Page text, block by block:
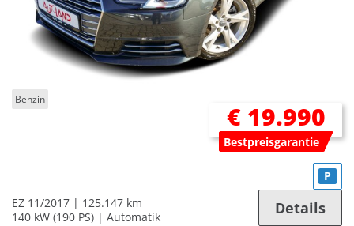
Benzin
€ 19.990
Bestpreisgarantie
EZ 11/2017
125.147 km
140 kW (190 PS)
Automatik
P
Details